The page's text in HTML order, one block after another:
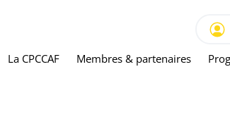
La CPCCAF Membres & partenaires